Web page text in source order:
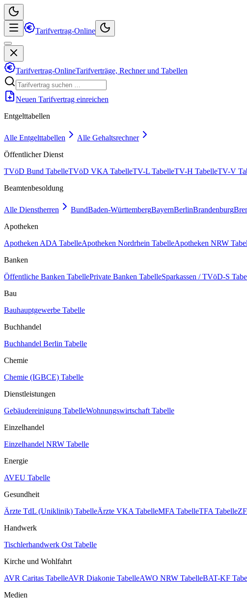
Tarifvertrag-Online
Tarifvertrag-OnlineTarifverträge, Rechner und Tabellen
Neuen Tarifvertrag einreichen
Entgelttabellen
Alle Entgelttabellen
Alle Gehaltsrechner
Öffentlicher Dienst
TVöD Bund TabelleTVöD VKA TabelleTV-L TabelleTV-H TabelleTV-V
Beamtenbesoldung
Alle Dienstherren BundBaden-WürttembergBayernBerlinBrandenburg
Apotheken
Apotheken ADA TabelleApotheken Nordrhein TabelleApotheken NRW
Banken
Öffentliche Banken TabellePrivate Banken TabelleSparkassen / TVöD-S
Bau
Bauhauptgewerbe Tabelle
Buchhandel
Buchhandel Berlin Tabelle
Chemie
Chemie (IGBCE) Tabelle
Dienstleistungen
Gebäudereinigung TabelleWohnungswirtschaft Tabelle
Einzelhandel
Einzelhandel NRW Tabelle
Energie
AVEU Tabelle
Gesundheit
Ärzte TdL (Uniklinik) TabelleÄrzte VKA TabelleMFA TabelleTFA Tabelle
Handwerk
Tischlerhandwerk Ost Tabelle
Kirche und Wohlfahrt
AVR Caritas TabelleAVR Diakonie TabelleAWO NRW TabelleBAT-KF
Medien